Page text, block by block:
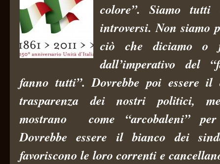
colore”. Siamo
introversi. Non siamo
ciò che diciamo o
dall’imperativo del
fanno tutti”. Dovrebbe poi essere
trasparenza dei nostri politici,
mostrano come “arcobaleni”
Dovrebbe essere il bianco dei
favoriscono le loro correnti e